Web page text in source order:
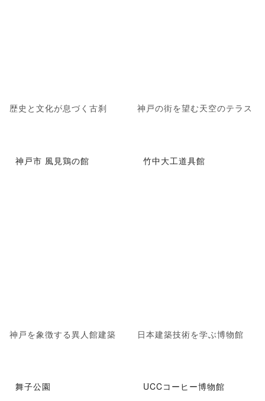
歴史と文化が息づく古刹 神戸の街を望む天空のテラス
神戸市 風見鶏の館
神戸を象徴する異人館建築
竹中大工道具館
日本建築技術を学ぶ博物館
舞子公園 UCCコーヒー博物館